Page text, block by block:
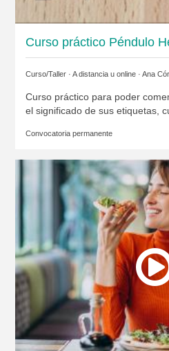
Curso práctico Péndulo
Curso/Taller · A distancia u online · Ana
Curso práctico para poder
el significado de sus etiquetas,
Convocatoria permanente